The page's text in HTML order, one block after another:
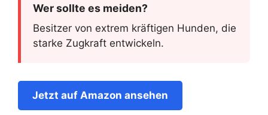
Wer sollte es meiden?
Besitzer von extrem kräftigen Hunden, die
starke Zugkraft entwickeln.
Jetzt auf Amazon ansehen